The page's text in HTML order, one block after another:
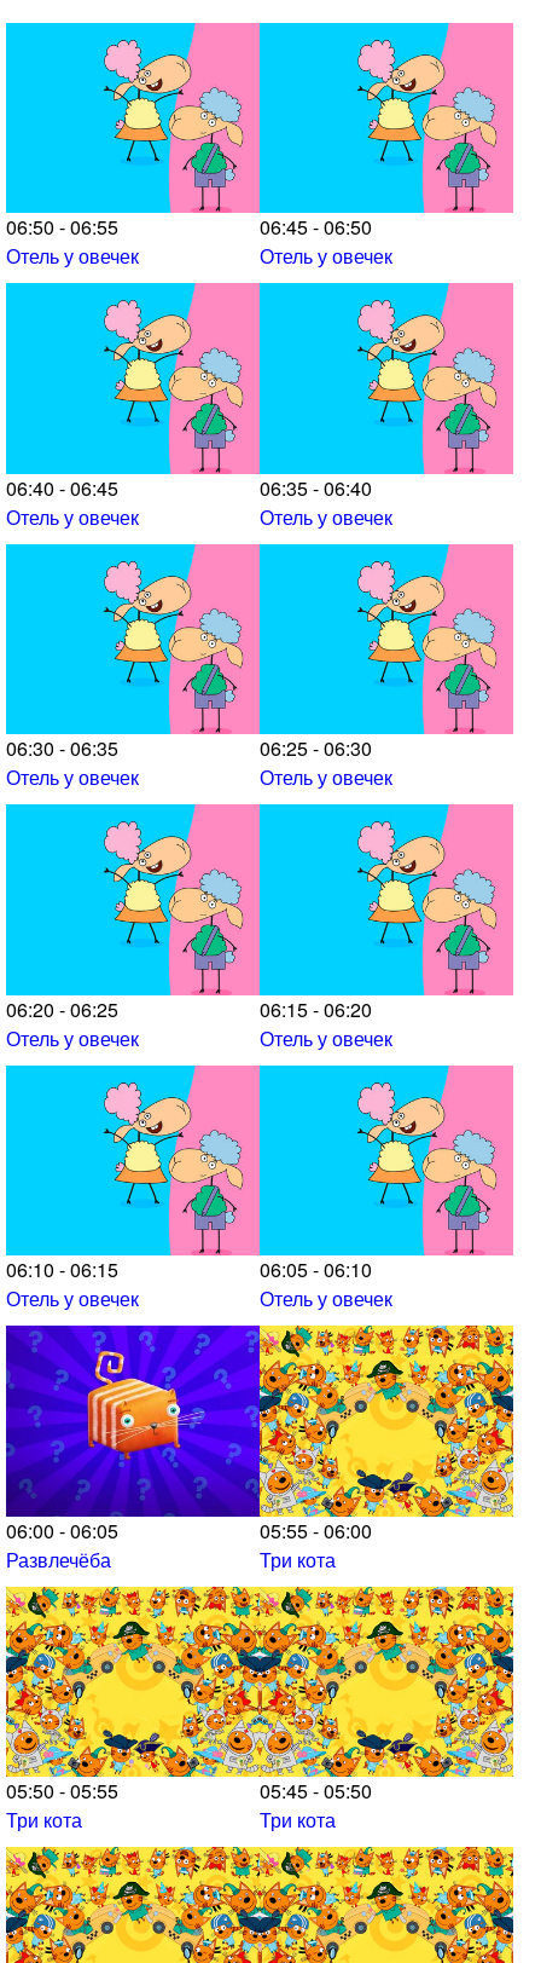
06:50 - 06:55
Отель у овечек
06:45 - 06:50
Отель у овечек
06:40 - 06:45
Отель у овечек
06:35 - 06:40
Отель у овечек
06:30 - 06:35
Отель у овечек
06:25 - 06:30
Отель у овечек
06:20 - 06:25
Отель у овечек
06:15 - 06:20
Отель у овечек
06:10 - 06:15
Отель у овечек
06:05 - 06:10
Отель у овечек
06:00 - 06:05
Развлечёба
05:55 - 06:00
Три кота
05:50 - 05:55
Три кота
05:45 - 05:50
Три кота